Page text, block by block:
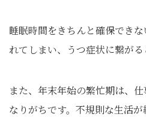
睡眠時間をきちんと確保でき
れてしまい、うつ症状に繋がる
また、年末年始の繁忙期は、
なりがちです。不規則な生活